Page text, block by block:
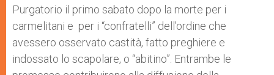
Purgatorio il primo sabato dopo la morte per i
carmelitani e per i “confratelli” dell’ordine che
avessero osservato castità, fatto preghiere e
indossato lo scapolare, o “abitino”. Entrambe le